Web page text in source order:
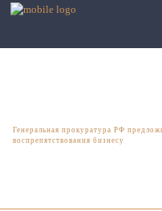
Генеральная прокуратура РФ
воспрепятствования бизнесу